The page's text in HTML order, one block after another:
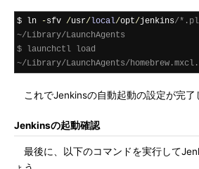
$ ln -sfv /usr/ local/opt/jenkins/
~/Library/LaunchAgents
$ launchctl load
~/Library/LaunchAgents/
これでJenkinsの自動起動の設定が完了
Jenkinsの起動確認
最後に、以下のコマンドを実行して